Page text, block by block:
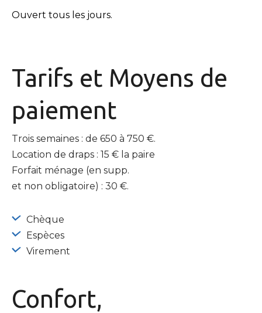
Ouvert tous les jours.
Tarifs et Moyens de
paiement
Trois semaines : de 650 à 750 €.
Location de draps : 15 € la paire
Forfait ménage (en supp.
et non obligatoire) : 30 €.
Chèque
Espèces
Virement
Confort,